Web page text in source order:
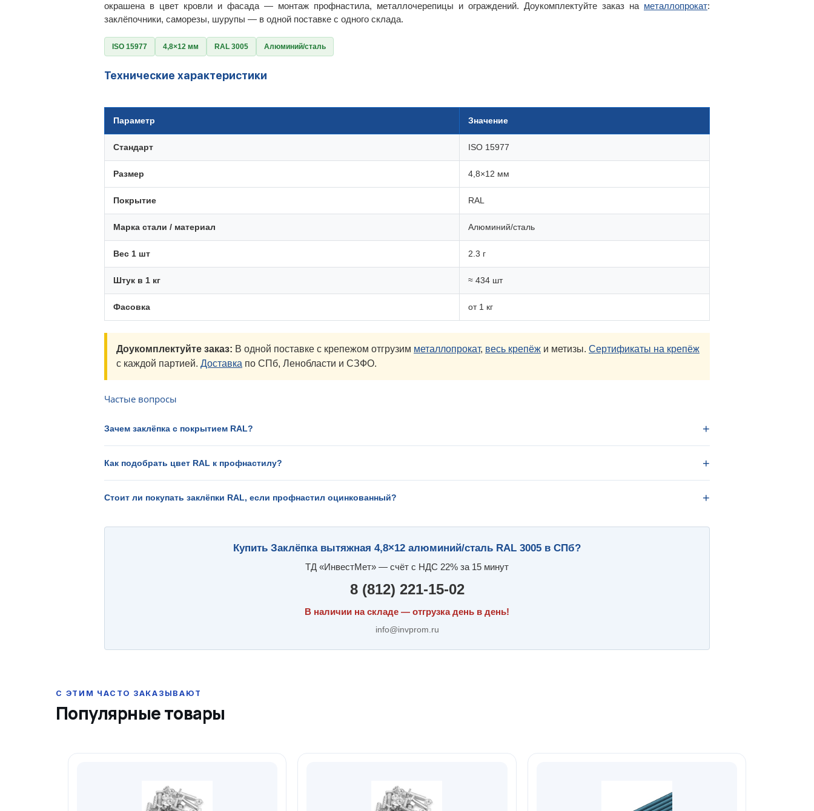
окрашена в цвет кровли и фасада — монтаж профнастила, металлочерепицы и ограждений. Доукомплектуйте заказ на металлопрокат:
заклёпочники, саморезы, шурупы — в одной поставке с одного склада.
ISO 15977 4,8×12 мм RAL 3005 Алюминий/сталь
Технические характеристики
Параметр Значение
Стандарт ISO 15977
Размер 4,8×12 мм
Покрытие RAL
Марка стали / материал Алюминий/сталь
Вес 1 шт 2.3 г
Штук в 1 кг ≈ 434 шт
Фасовка от 1 кг
Доукомплектуйте заказ: В одной поставке с крепежом отгрузим металлопрокат, весь крепёж и метизы. Сертификаты на крепёж
с каждой партией. Доставка по СПб, Ленобласти и СЗФО.
Частые вопросы
Зачем заклёпка с покрытием RAL?
Как подобрать цвет RAL к профнастилу?
Стоит ли покупать заклёпки RAL, если профнастил оцинкованный?
Купить Заклёпка вытяжная 4,8×12 алюминий/сталь RAL 3005 в СПб?
ТД «ИнвестМет» — счёт с НДС 22% за 15 минут
8 (812) 221-15-02
В наличии на складе — отгрузка день в день!
info@invprom.ru
Популярные товары